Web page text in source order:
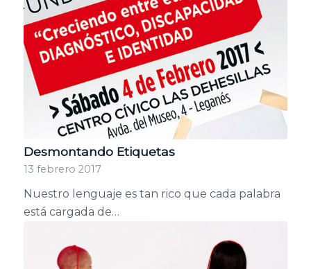
Desmontando Etiquetas
13 febrero 2017
Nuestro lenguaje es tan rico que cada palabra
está cargada de…